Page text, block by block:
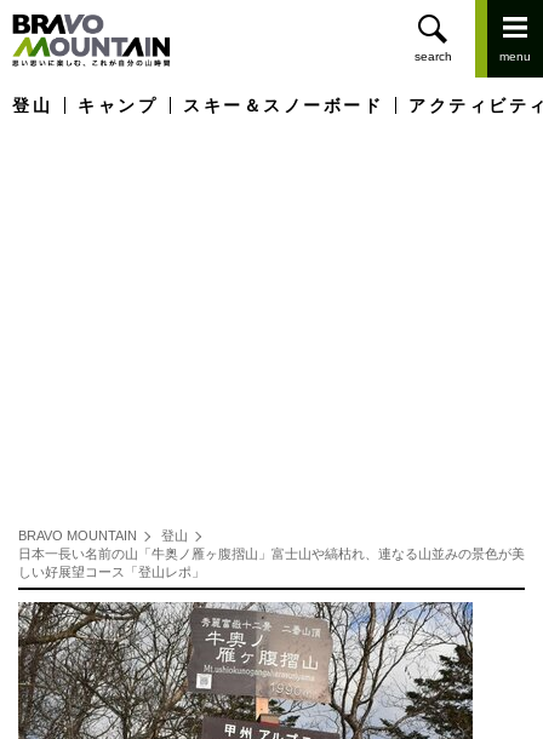
登山 キャンプ スキー＆スノーボード アクティビテ
BRAVO MOUNTAIN
登山
日本一長い名前の山「牛奥ノ雁ヶ腹摺山」富士山や縞枯れ、連なる山並みの景色が美
しい好展望コース「登山レポ」